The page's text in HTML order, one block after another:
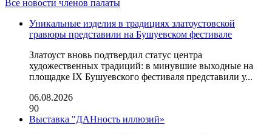
Все новости членов палаты
Уникальные изделия в традициях златоустовской
гравюры представили на Бушуевском фестивале
Златоуст вновь подтвердил статус центра
художественных традиций: в минувшие выходные на
площадке IX Бушуевского фестиваля представили у...
06.08.2026
90
Выставка "ДАНность иллюзий»